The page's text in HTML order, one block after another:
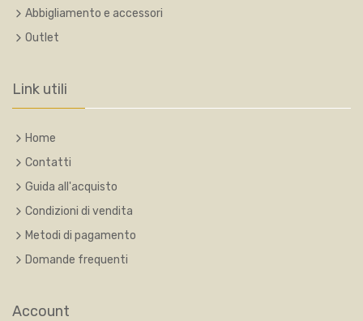
Abbigliamento e accessori
Outlet
Link utili
Home
Contatti
Guida all'acquisto
Condizioni di vendita
Metodi di pagamento
Domande frequenti
Account